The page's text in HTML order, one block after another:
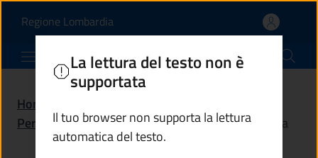
Cominelli Alessandra |
Regione Lombardia(apre in un'altra scheda).
Comune di Angolo Terme
Home
Personale amministrativo / Cominelli Alessandra
La lettura del testo non è
supportata
Il tuo browser non supporta la lettura
automatica del testo.